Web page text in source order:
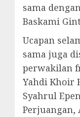
sama
Baskami
Ucapan
sama juga
perwakilan
Yahdi Khoir
Syahrul
Perjuangan,